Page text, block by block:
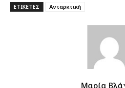
ΕΤΙΚΕΤΕΣ Ανταρκτική
Μαρία